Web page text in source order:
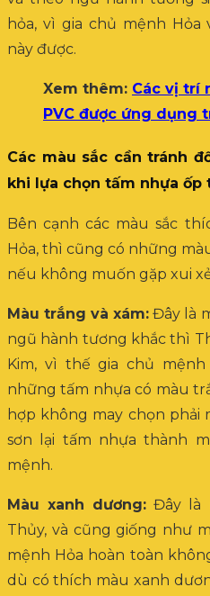
hỏa, vì gia chủ mệnh
này được.
Xem thêm: Các vị trí
PVC được ứng dụng
Các màu sắc cần tránh
khi lựa chọn tấm nhựa ốp
Bên cạnh các màu sắc
Hỏa, thì cũng có những
nếu không muốn gặp xui
Màu trắng và xám: Đây là
ngũ hành tương khắc thì
Kim, vì thế gia chủ
những tấm nhựa có màu
hợp không may chọn phải
sơn lại tấm nhựa thành
mệnh.
Màu xanh dương: Đây là
Thủy, và cũng giống như
mệnh Hỏa hoàn toàn
dù có thích màu xanh